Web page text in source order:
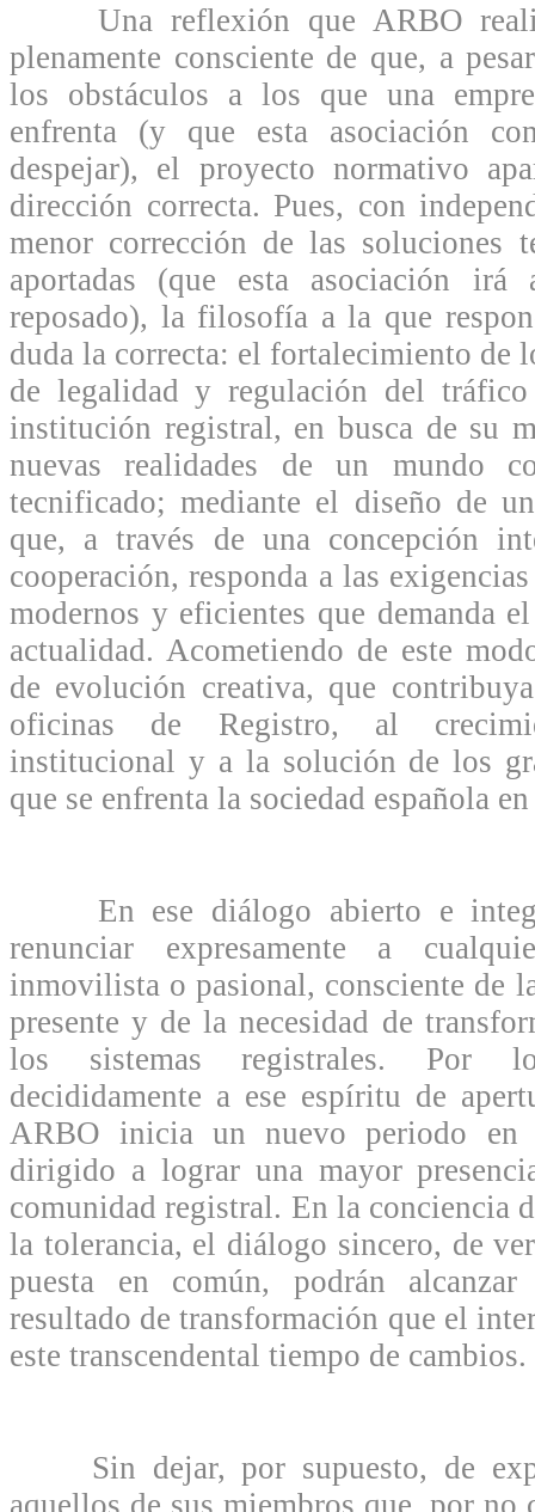
Una reflexión que ARBO
plenamente consciente de que, a
los obstáculos a los que una
enfrenta (y que esta asociación
despejar), el proyecto normativo
dirección correcta. Pues, con
menor corrección de las soluciones
aportadas (que esta asociación irá
reposado), la filosofía a la que
duda la correcta: el fortalecimiento de
de legalidad y regulación del
institución registral, en busca de su
nuevas realidades de un mundo
tecnificado; mediante el diseño de
que, a través de una concepción
cooperación, responda a las
modernos y eficientes que demanda
actualidad. Acometiendo de este
de evolución creativa, que
oficinas de Registro, al
institucional y a la solución de los
que se enfrenta la sociedad española
En ese diálogo abierto e
renunciar expresamente a
inmovilista o pasional, consciente de
presente y de la necesidad de
los sistemas registrales. Por
decididamente a ese espíritu de
ARBO inicia un nuevo periodo en
dirigido a lograr una mayor
comunidad registral. En la conciencia
la tolerancia, el diálogo sincero, de
puesta en común, podrán
resultado de transformación que el
este transcendental tiempo de cambios.
Sin dejar, por supuesto, de
aquellos de sus miembros que, por